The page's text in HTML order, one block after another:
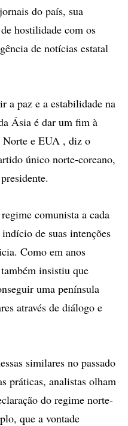
do país, sua
hostilidade com os
de notícias estatal
a paz e a estabilidade na
Ásia é dar um fim à
Norte e EUA , diz o
único norte-coreano,
comunista a cada
de suas intenções
Como em anos
insistiu que
uma península
através de diálogo e
similares no passado
práticas, analistas olham
do regime norte-
que a vontade